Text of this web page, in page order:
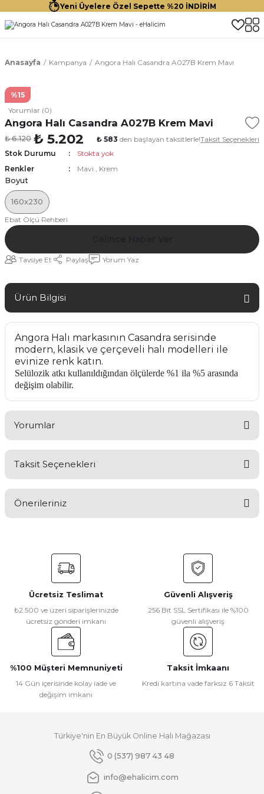
Yeni Üyelere Özel Sepette %20 İNDİRİM
Anasayfa Kampanya Angora Halı Casandra A027B Krem Mavi
%15
Yorumlar (0)
Angora Halı Casandra A027B Krem Mavi
₺ 6.120 ₺ 5.202 ₺ 583 den başlayan taksitlerle!Taksit Seçenekleri
Stok Durumu
Stokta yok
Renkler
Mavi , Krem
Boyut
160x230
Ebat Ölçü Rehberi
Tavsiye Et Paylaş Yorum Yaz
Ürün Bilgisi
Angora Halı markasının Casandra serisinde
modern, klasik ve çerçeveli halı modelleri ile
evinize renk katın.
Selülozik atkı kullanıldığından ölçülerde %1 ila %5 arasında
değişim olabilir.
Yorumlar
Yorum Yaz
Taksit Seçenekleri
Önerileriniz
konularda yetersiz gördüğünüz noktaları öneri formunu
kullanarak tarafımıza iletebilirsiniz.
Görüş ve önerileriniz için teşekkür ederiz.
Ürün resmi kalitesiz, bozuk veya görüntülenemiyor.
Ürün açıklamasında eksik bilgiler bulunuyor.
Ürün bilgilerinde hatalar bulunuyor.
Ürün fiyatı diğer sitelerden daha pahalı.
Gönder
Ücretsiz Teslimat
₺2.500 ve üzeri siparişlerinizde
ücretsiz gönderi imkanı
Güvenli Alışveriş
256 Bit SSL Sertifikası ile %100
güvenli alışveriş
%100 Müşteri Memnuniyeti
14 Gün içerisinde kolay iade ve
değişim imkanı
Taksit İmkaanı
Kredi kartına vade farksız 6 Taksit
Türkiye'nin En Büyük Online Halı Mağazası
0 (537) 987 43 48
info@ehalicim.com